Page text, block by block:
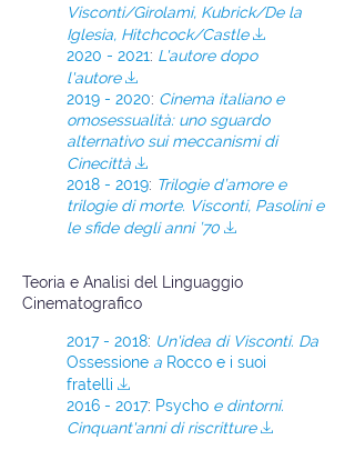
Visconti/Girolami, Kubrick/De la
Iglesia, Hitchcock/Castle V
2020 - 2021: L'autore dopo
l'autore V
2019 - 2020: Cinema italiano e
omosessualità: uno sguardo
alternativo sui meccanismi di
Cinecittà V
2018 - 2019: Trilogie d’amore e
trilogie di morte. Visconti, Pasolini e
le sfide degli anni ’70 V
Teoria e Analisi del Linguaggio
Cinematografico
2017 - 2018: Un'idea di Visconti. Da
Ossessione a Rocco e i suoi
fratelli V
2016 - 2017: Psycho e dintorni.
Cinquant'anni di riscritture V